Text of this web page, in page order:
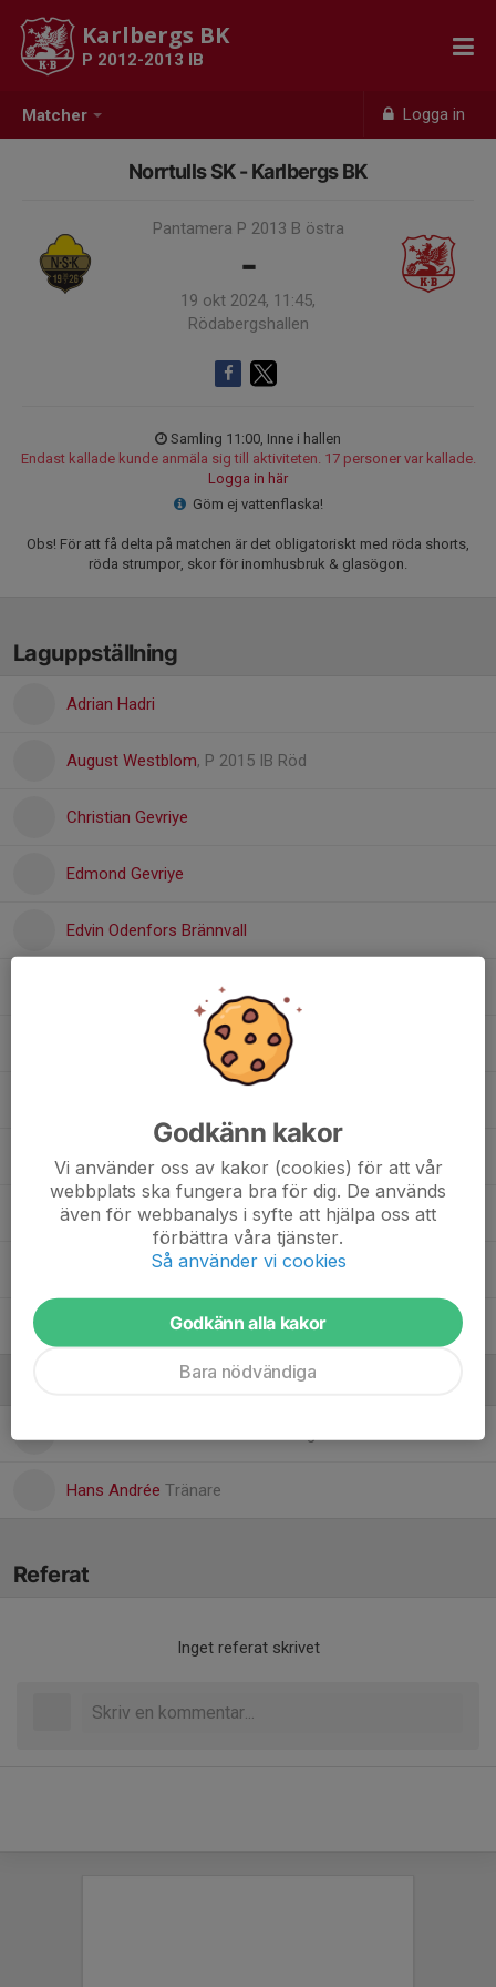
Matcher Logga in
Karlbergs BK
P 2012-2013 IB
Norrtulls SK - Karlbergs BK
Pantamera P 2013 B östra
-
19 okt 2024, 11:45,
Rödabergshallen
Samling 11:00, Inne i hallen
Endast kallade kunde anmäla sig till aktiviteten. 17 personer var kallade.
Logga in här
Göm ej vattenflaska!
Obs! För att få delta på matchen är det obligatoriskt med röda shorts,
röda strumpor, skor för inomhusbruk & glasögon.
Laguppställning
Adrian Hadri
August Westblom, P 2015 IB Röd
Christian Gevriye
Edmond Gevriye
Edvin Odenfors Brännvall
Lucas Andrée
Nikodemus Mattsson
Orlando Tersmeden
Sven-Hugo Söderlund
Hans Andrée Tränare
Referat
Inget referat skrivet
Godkänn kakor
Vi använder oss av kakor (cookies) för att vår
webbplats ska fungera bra för dig. De används
även för webbanalys i syfte att hjälpa oss att
förbättra våra tjänster.
Så använder vi cookies
Godkänn alla kakor
Bara nödvändiga